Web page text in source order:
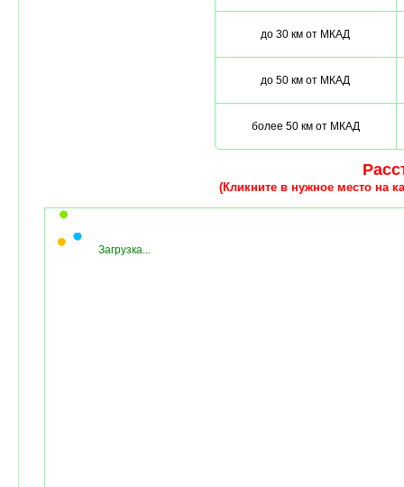
до 30 км от МКАД
до 50 км от МКАД
более 50 км от МКАД
(Кликните в нужное место на
Загрузка...